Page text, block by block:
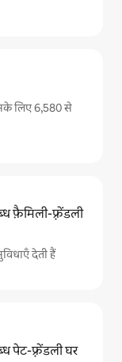
लिए 6,580 से
फ़ैमिली-फ़्रेंडली
देती हैं
पेट-फ़्रेंडली घर